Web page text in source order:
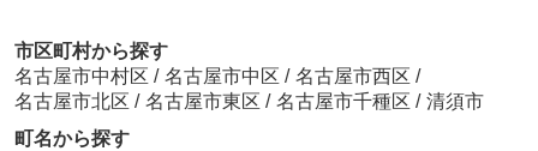
市区町村から探す
名古屋市中村区 / 名古屋市中区 / 名古屋市西区 /
名古屋市北区 / 名古屋市東区 / 名古屋市千種区 / 清須市
町名から探す